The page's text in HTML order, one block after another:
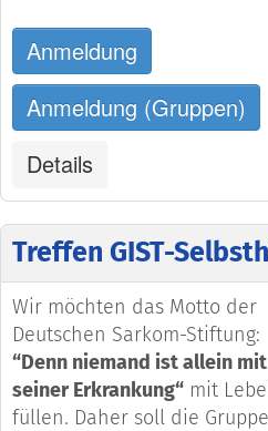
Anmeldung
Anmeldung (Gruppen)
Details
Treffen GIST-
Wir möchten das Motto der
Deutschen Sarkom-Stiftung:
“Denn niemand ist allein mit
seiner Erkrankung“ mit
füllen. Daher soll die Gruppe